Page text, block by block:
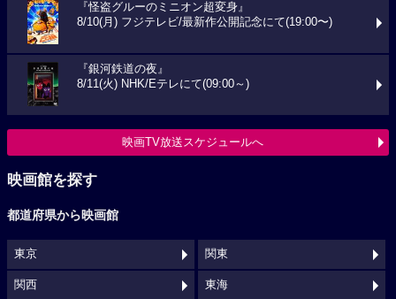
『怪盗グルーのミニオン超変身』
8/10(月) フジテレビ/最新作公開記念にて(19:00〜)
『銀河鉄道の夜』
8/11(火) NHK/Eテレにて(09:00～)
映画TV放送スケジュールへ
映画館を探す
都道府県から映画館
東京 関東
関西 東海